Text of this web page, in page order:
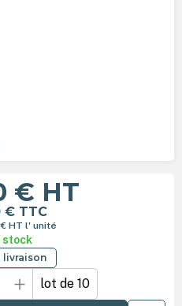
€ HT
€ TTC
HT l' unité
stock
livraison
lot de 10